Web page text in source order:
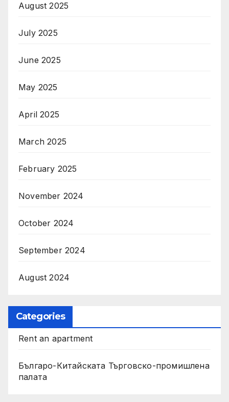
August 2025
July 2025
June 2025
May 2025
April 2025
March 2025
February 2025
November 2024
October 2024
September 2024
August 2024
Categories
Rent an apartment
Българо-Китайската Търговско-промишлена
палата